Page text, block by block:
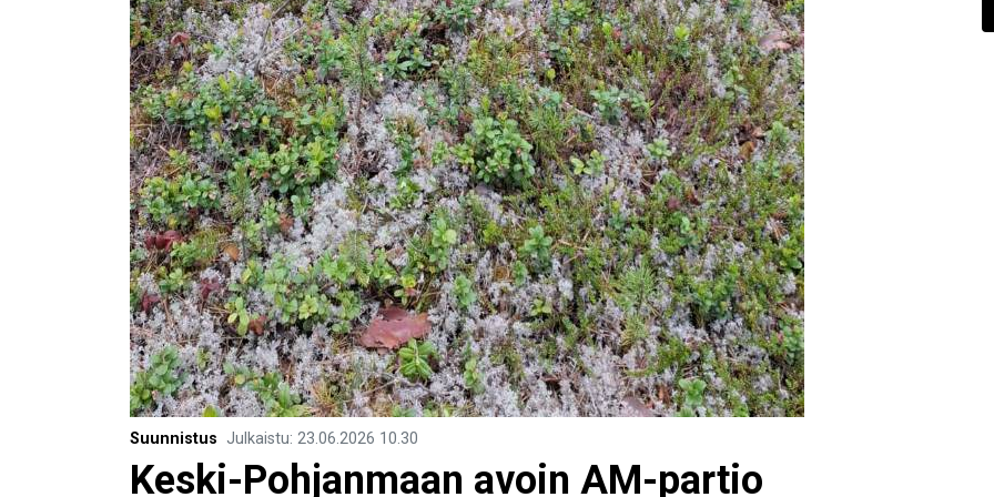
Suunnistus Julkaistu: 23.06.2026 10.30
Keski-Pohjanmaan avoin AM-partio